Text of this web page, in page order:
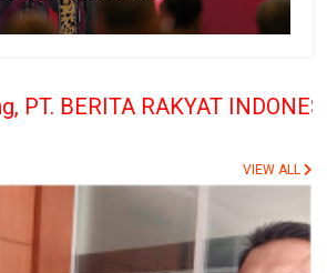
INDONESIA penerbit
VIEW ALL